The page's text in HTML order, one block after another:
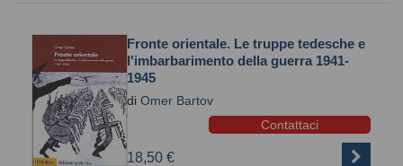
Fronte orientale. Le truppe tedesche e
l'imbarbarimento della guerra 1941-
1945
di Omer Bartov
Contattaci
18,50 €